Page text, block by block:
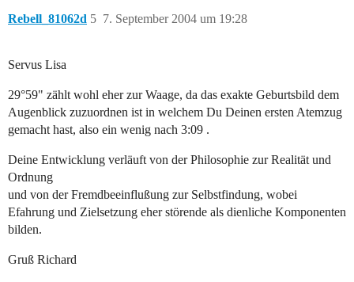
Rebell_81062d 7. September 2004 um 19:28
5
Servus Lisa
29°59" zählt wohl eher zur Waage, da das exakte Geburtsbild dem
Augenblick zuzuordnen ist in welchem Du Deinen ersten Atemzug
gemacht hast, also ein wenig nach 3:09 .
Deine Entwicklung verläuft von der Philosophie zur Realität und
Ordnung
und von der Fremdbeeinflußung zur Selbstfindung, wobei
Efahrung und Zielsetzung eher störende als dienliche Komponenten
bilden.
Gruß Richard